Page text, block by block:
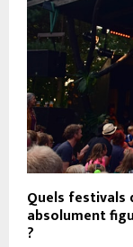
Quels festivals
absolument
?